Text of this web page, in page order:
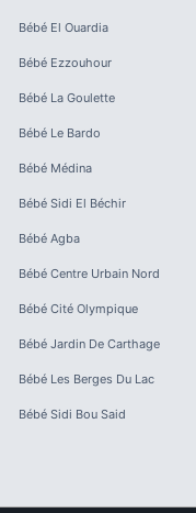
Bébé El Ouardia
Bébé Ezzouhour
Bébé La Goulette
Bébé Le Bardo
Bébé Médina
Bébé Sidi El Béchir
Bébé Agba
Bébé Centre Urbain Nord
Bébé Cité Olympique
Bébé Jardin De Carthage
Bébé Les Berges Du Lac
Bébé Sidi Bou Said